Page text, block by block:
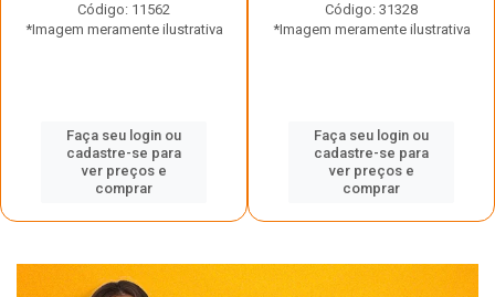
Código: 11562
*Imagem meramente ilustrativa
Faça seu login ou
cadastre-se para
ver preços e
comprar
Código: 31328
*Imagem meramente ilustrativa
Faça seu login ou
cadastre-se para
ver preços e
comprar